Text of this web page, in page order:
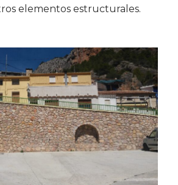
elementos estructurales.